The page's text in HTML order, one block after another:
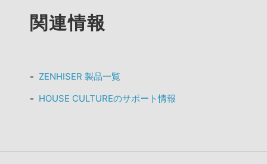
関連情報
ZENHISER 製品一覧
HOUSE CULTUREのサポート情報